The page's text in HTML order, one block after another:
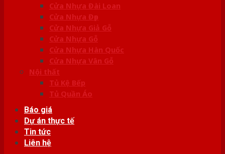
Cửa Nhựa Đài Loan
Cửa Nhựa Đẹp
Cửa Nhựa Giả Gỗ
Cửa Nhựa Gỗ
Cửa Nhựa Hàn Quốc
Cửa Nhựa Vân Gỗ
Nội thất
Tủ Kệ Bếp
Tủ Quần Áo
Báo giá
Dự án thực tế
Tin tức
Liên hệ